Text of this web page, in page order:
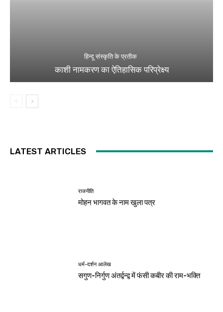
हिन्दू संस्कृति के प्रतीक
काशी नामकरण का ऐतिहासिक परिप्रेक्ष्य
LATEST ARTICLES
राजनीति
मोहन भागवत के नाम खुला पत्र
धर्म-दर्शन आलेख
सगुण-निर्गुण अंतर्द्वन्द्व में फंसी कबीर की राम-भक्ति